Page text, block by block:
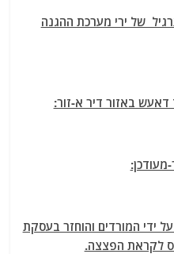
של ירי מערכת ההגנה
דאעש באזור דיר א-זור:
ידי המורדים והוחזר בעסקת
לקראת הפצצה.